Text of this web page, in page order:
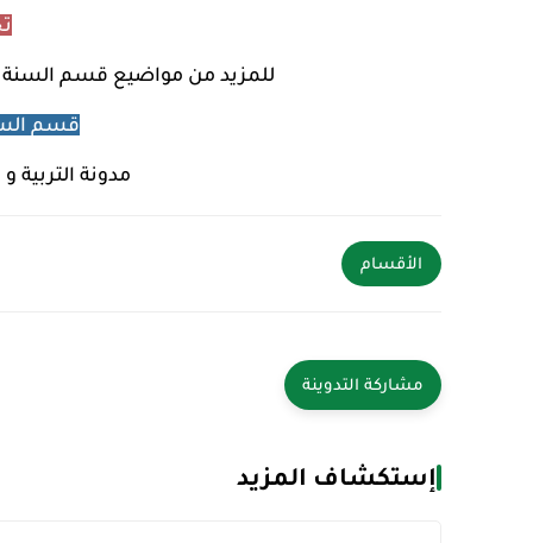
للمزيد من مواضيع قسم السنة
قسم
مدونة التربية
الأقسام
إستكشاف المزيد